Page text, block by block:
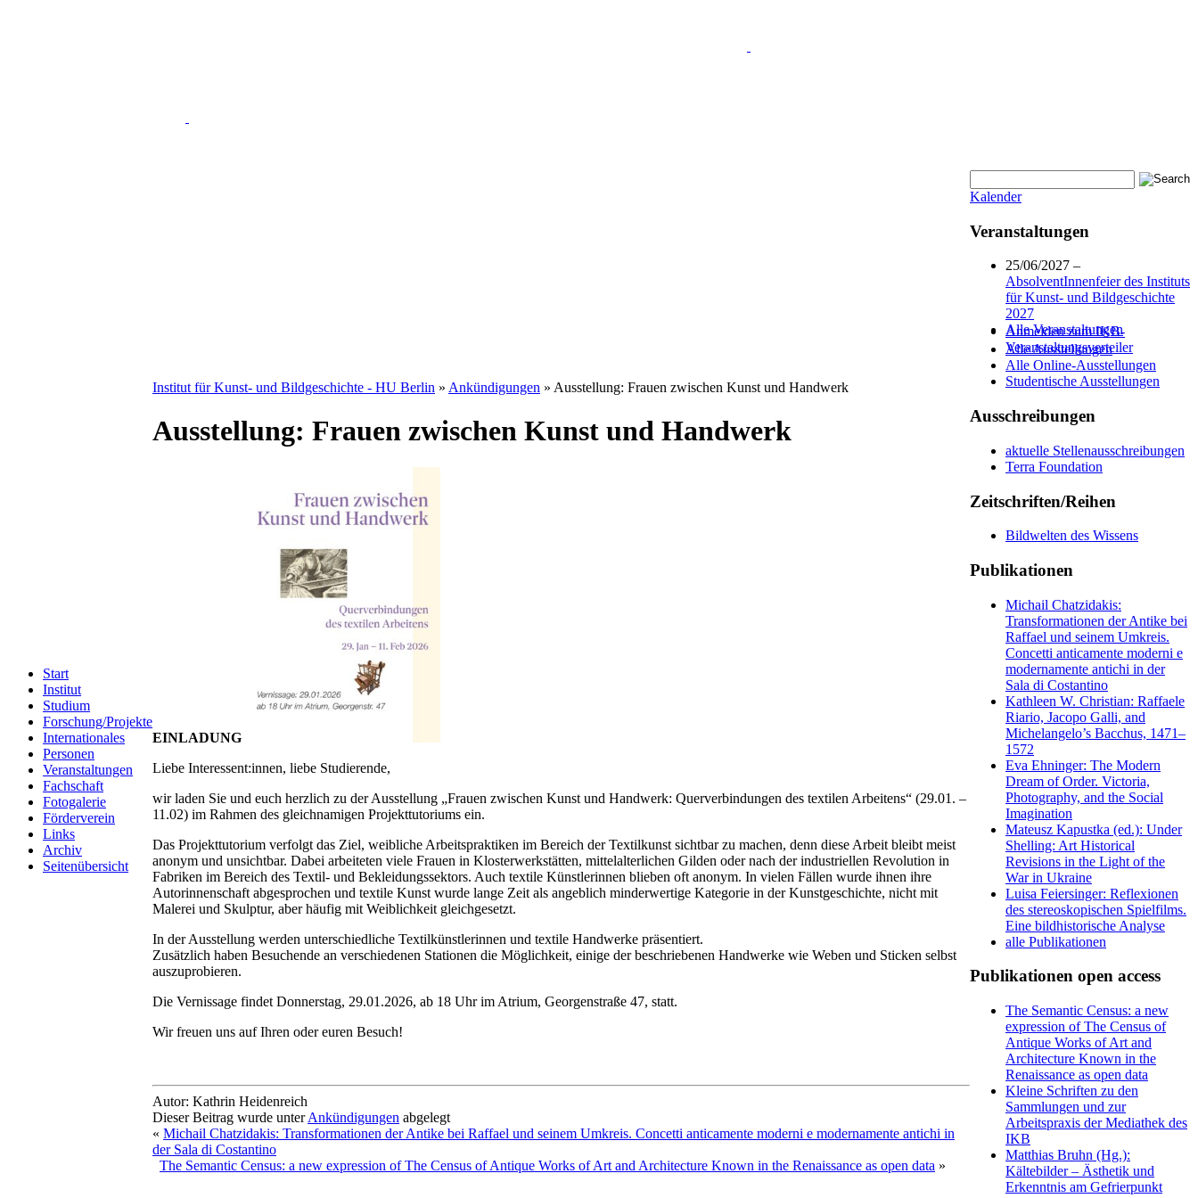
Start
Institut
Studium
Forschung/Projekte
Internationales
Personen
Veranstaltungen
Fachschaft
Fotogalerie
Förderverein
Links
Archiv
Seitenübersicht
Institut für Kunst- und Bildgeschichte - HU Berlin » Ankündigungen » Ausstellung: Frauen zwischen Kunst und Handwerk
Ausstellung: Frauen zwischen Kunst und Handwerk
EINLADUNG
Liebe Interessent:innen, liebe Studierende,
wir laden Sie und euch herzlich zu der Ausstellung „Frauen zwischen Kunst und Handwerk: Querverbindungen des textilen Arbeitens“ (29.01. –
11.02) im Rahmen des gleichnamigen Projekttutoriums ein.
Das Projekttutorium verfolgt das Ziel, weibliche Arbeitspraktiken im Bereich der Textilkunst sichtbar zu machen, denn diese Arbeit bleibt meist
anonym und unsichtbar. Dabei arbeiteten viele Frauen in Klosterwerkstätten, mittelalterlichen Gilden oder nach der industriellen Revolution in
Fabriken im Bereich des Textil- und Bekleidungssektors. Auch textile Künstlerinnen blieben oft anonym. In vielen Fällen wurde ihnen ihre
Autorinnenschaft abgesprochen und textile Kunst wurde lange Zeit als angeblich minderwertige Kategorie in der Kunstgeschichte, nicht mit
Malerei und Skulptur, aber häufig mit Weiblichkeit gleichgesetzt.
In der Ausstellung werden unterschiedliche Textilkünstlerinnen und textile Handwerke präsentiert.
Zusätzlich haben Besuchende an verschiedenen Stationen die Möglichkeit, einige der beschriebenen Handwerke wie Weben und Sticken selbst
auszuprobieren.
Die Vernissage findet Donnerstag, 29.01.2026, ab 18 Uhr im Atrium, Georgenstraße 47, statt.
Wir freuen uns auf Ihren oder euren Besuch!
Autor: Kathrin Heidenreich
Dieser Beitrag wurde unterAnkündigungen abgelegt
« Michail Chatzidakis: Transformationen der Antike bei Raffael und seinem Umkreis. Concetti anticamente moderni e modernamente antichi in
der Sala di Costantino
The Semantic Census: a new expression of The Census of Antique Works of Art and Architecture Known in the Renaissance as open data »
Kalender
Veranstaltungen
25/06/2027 –
AbsolventInnenfeier des Instituts
für Kunst- und Bildgeschichte
2027
Alle Veranstaltungen
Anmelden zum IKB-
Veranstaltungsverteiler
Alle Ausstellungen
Alle Online-Ausstellungen
Studentische Ausstellungen
Ausschreibungen
aktuelle Stellenausschreibungen
Terra Foundation
Zeitschriften/Reihen
Bildwelten des Wissens
Publikationen
Michail Chatzidakis:
Transformationen der Antike bei
Raffael und seinem Umkreis.
Concetti anticamente moderni e
modernamente antichi in der
Sala di Costantino
Kathleen W. Christian: Raffaele
Riario, Jacopo Galli, and
Michelangelo’s Bacchus, 1471–
1572
Eva Ehninger: The Modern
Dream of Order. Victoria,
Photography, and the Social
Imagination
Mateusz Kapustka (ed.): Under
Shelling: Art Historical
Revisions in the Light of the
War in Ukraine
Luisa Feiersinger: Reflexionen
des stereoskopischen Spielfilms.
Eine bildhistorische Analyse
alle Publikationen
Publikationen open access
The Semantic Census: a new
expression of The Census of
Antique Works of Art and
Architecture Known in the
Renaissance as open data
Kleine Schriften zu den
Sammlungen und zur
Arbeitspraxis der Mediathek des
IKB
Matthias Bruhn (Hg.):
Kältebilder – Ästhetik und
Erkenntnis am Gefrierpunkt